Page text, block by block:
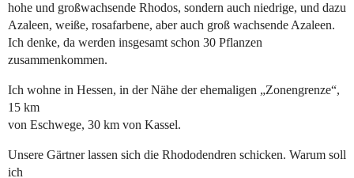
hohe und großwachsende Rhodos, sondern auch niedrige, und dazu
Azaleen, weiße, rosafarbene, aber auch groß wachsende Azaleen.
Ich denke, da werden insgesamt schon 30 Pflanzen
zusammenkommen.
Ich wohne in Hessen, in der Nähe der ehemaligen „Zonengrenze“,
15 km
von Eschwege, 30 km von Kassel.
Unsere Gärtner lassen sich die Rhododendren schicken. Warum soll
ich